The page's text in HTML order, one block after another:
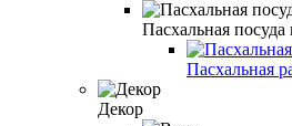
Пасхальная посуда
Пасхальная
Декор